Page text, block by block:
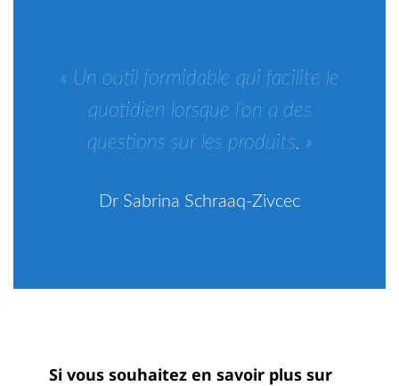
« Un outil formidable qui facilite le
quotidien lorsque l’on a des
questions sur les produits. »
Dr Sabrina Schraaq-Zivcec
Si vous souhaitez en savoir plus sur